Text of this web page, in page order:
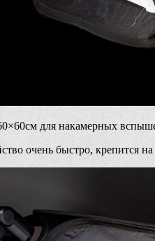
для накамерных
очень быстро, крепится